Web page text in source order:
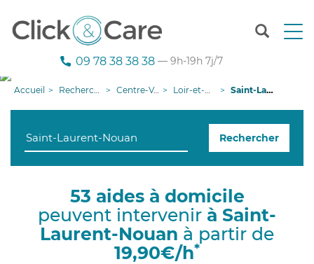
T
n
g
09 78 38 38 38 — 9h-19h 7j/7
Accueil Recherche aide à domicile Centre-Val de Loire Loir-et-Cher Saint-Laurent-Nouan
Rechercher
53 aides à domicile
peuvent intervenir à Saint-
Laurent-Nouan à partir de
19,90€/h*